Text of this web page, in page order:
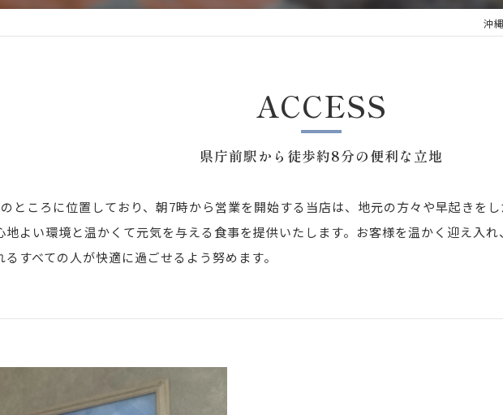
沖
県庁前駅から徒歩約8分の便利な立地
ACCESS
ところに位置しており、朝7時から営業を開始する当店は、地元の方々や早起きを
地よい環境と温かくて元気を与える食事を提供いたします。お客様を温かく迎え入
すべての人が快適に過ごせるよう努めます。